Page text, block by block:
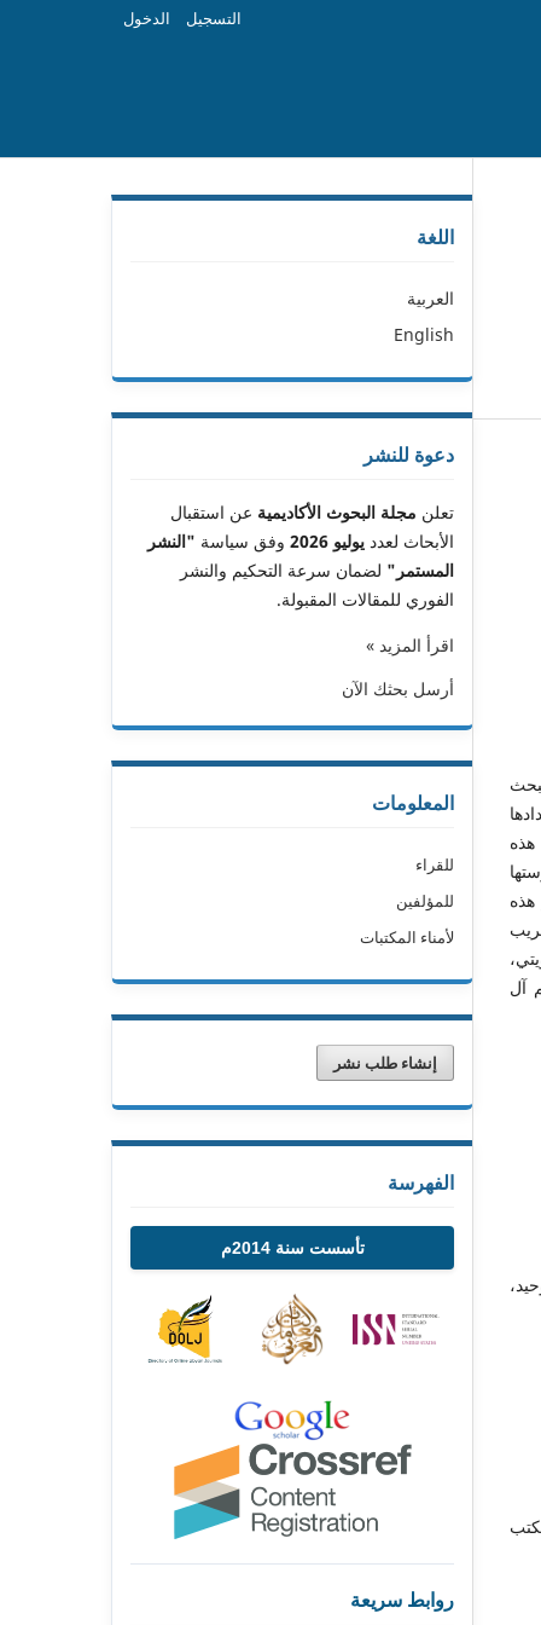
التسجيل الدخول
في أعدادها
وقد حوت هذه
آل
اللغة
العربية
English
دعوة للنشر
تعلن مجلة البحوث الأكاديمية عن استقبال
الأبحاث لعدد يوليو 2026 وفق سياسة "النشر
المستمر" لضمان سرعة التحكيم والنشر
الفوري للمقالات المقبولة.
اقرأ المزيد »
أرسل بحثك الآن
المعلومات
للقراء
للمؤلفين
لأمناء المكتبات
إنشاء طلب نشر
الفهرسة
تأسست سنة 2014م
روابط سريعة